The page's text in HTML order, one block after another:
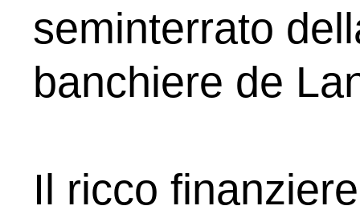
seminterrato
banchiere de
Il ricco